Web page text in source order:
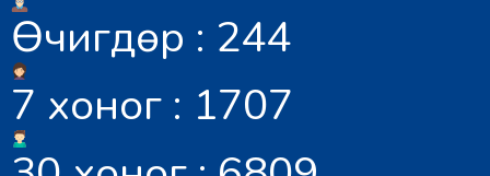
Өчигдөр : 244
7 хоног : 1707